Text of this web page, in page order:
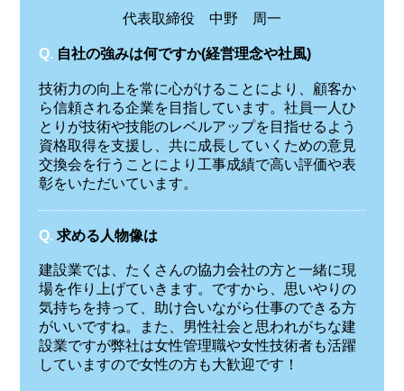
代表取締役 中野 周一
Q. 自社の強みは何ですか(経営理念や社風)
技術力の向上を常に心がけることにより、顧客か
ら信頼される企業を目指しています。社員一人ひ
とりが技術や技能のレベルアップを目指せるよう
資格取得を支援し、共に成長していくための意見
交換会を行うことにより工事成績で高い評価や表
彰をいただいています。
Q. 求める人物像は
建設業では、たくさんの協力会社の方と一緒に現
場を作り上げていきます。ですから、思いやりの
気持ちを持って、助け合いながら仕事のできる方
がいいですね。また、男性社会と思われがちな建
設業ですが弊社は女性管理職や女性技術者も活躍
していますので女性の方も大歓迎です！